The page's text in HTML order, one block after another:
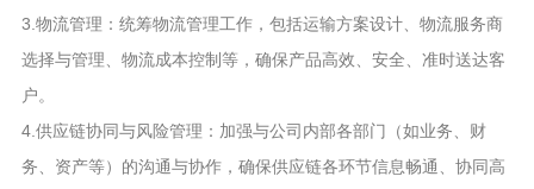
3.物流管理：统筹物流管理工作，包括运输方案设计、物流服务商
选择与管理、物流成本控制等，确保产品高效、安全、准时送达客
户。
4.供应链协同与风险管理：加强与公司内部各部门（如业务、财
务、资产等）的沟通与协作，确保供应链各环节信息畅通、协同高